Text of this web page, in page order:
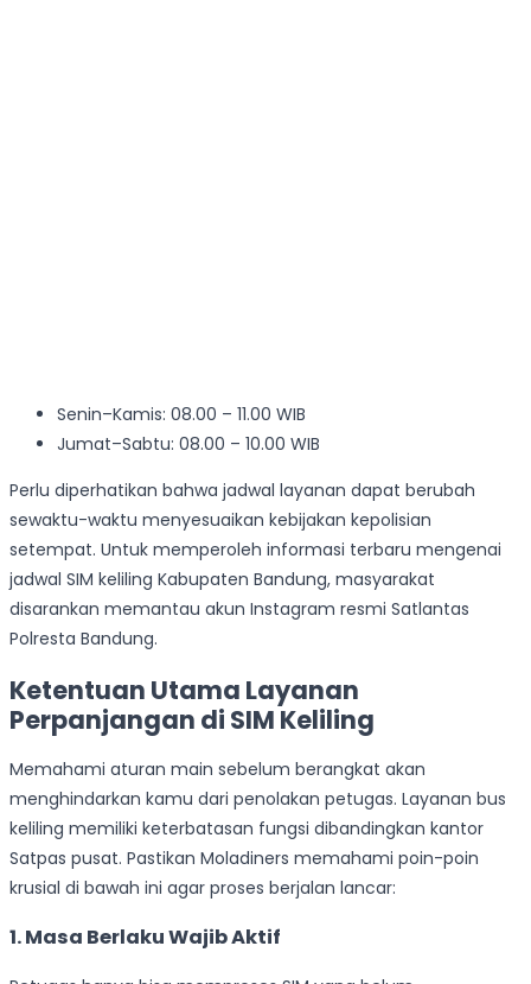
Senin–Kamis: 08.00 – 11.00 WIB
Jumat–Sabtu: 08.00 – 10.00 WIB
Perlu diperhatikan bahwa jadwal layanan dapat berubah
sewaktu-waktu menyesuaikan kebijakan kepolisian
setempat. Untuk memperoleh informasi terbaru mengenai
jadwal SIM keliling Kabupaten Bandung, masyarakat
disarankan memantau akun Instagram resmi Satlantas
Polresta Bandung.
Ketentuan Utama Layanan
Perpanjangan di SIM Keliling
Memahami aturan main sebelum berangkat akan
menghindarkan kamu dari penolakan petugas. Layanan bus
keliling memiliki keterbatasan fungsi dibandingkan kantor
Satpas pusat. Pastikan Moladiners memahami poin-poin
krusial di bawah ini agar proses berjalan lancar:
1.Masa Berlaku Wajib Aktif